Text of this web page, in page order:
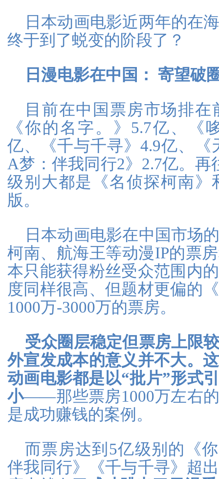
日本动画电影近两年的在
终于到了蜕变的阶段了？
日漫电影在中国： 寄望破
目前在中国票房市场排
《你的名字。》5.7亿、《
亿、《千与千寻》4.9亿、《
A梦：伴我同行2》2.7亿。
级别大都是《名侦探柯南
版。
日本动画电影在中国市场
柯南、航海王等动漫IP的票
本只能获得粉丝受众范围内
度同样很高、但题材更偏的
1000万-3000万的票房。
受众圈层稳定但票房上限
外宣发成本的意义并不大。
动画电影都是以“批片”形式
小——那些票房1000万左右
是成功赚钱的案例。
而票房达到5亿级别的《
伴我同行》《千与千寻》超